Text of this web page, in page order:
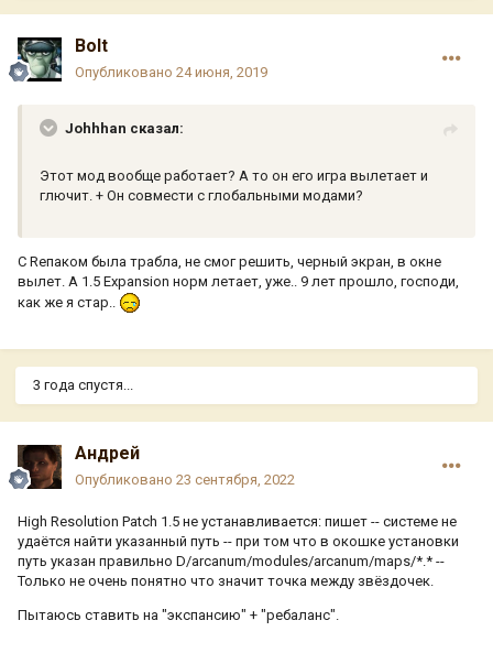
Bolt
Опубликовано 24 июня, 2019
Johhhan сказал:
Этот мод вообще работает? А то он его игра вылетает и
глючит. + Он совмести с глобальными модами?
С Reпаком была трабла, не смог решить, черный экран, в окне
вылет. А 1.5 Expansion норм летает, уже.. 9 лет прошло, господи,
как же я стар..
3 года спустя...
Андрей
Опубликовано 23 сентября, 2022
High Resolution Patch 1.5 не устанавливается: пишет -- системе не
удаётся найти указанный путь -- при том что в окошке установки
путь указан правильно D/arcanum/modules/arcanum/maps/*.* --
Только не очень понятно что значит точка между звёздочек.
Пытаюсь ставить на "экспансию" + "ребаланс".